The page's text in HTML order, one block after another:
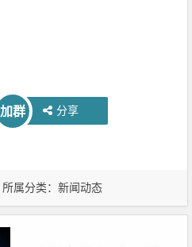
加群 分享
属分类：新闻动态